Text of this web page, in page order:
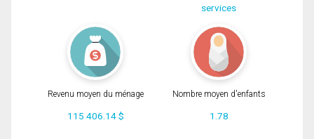
services
Revenu moyen du ménage
115 406.14 $
Nombre moyen d'enfants
1.78